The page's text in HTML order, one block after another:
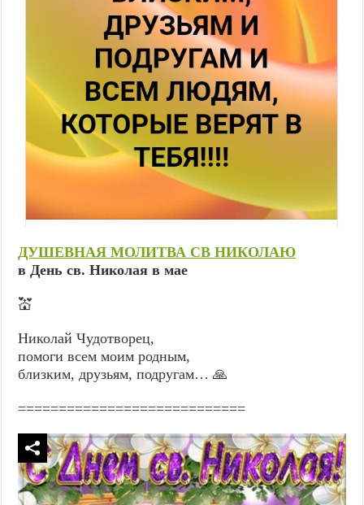
ДУШЕВНАЯ МОЛИТВА СВ НИКОЛАЮ
в День св. Николая в мае
💒
Николай Чудотворец,
помоги всем моим родным,
близким, друзьям, подругам… 🙏
============================